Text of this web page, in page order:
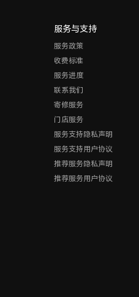
服务与支持
服务政策
收费标准
服务进度
联系我们
寄修服务
门店服务
服务支持隐私声明
服务支持用户协议
推荐服务隐私声明
推荐服务用户协议